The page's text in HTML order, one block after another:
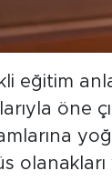
eğitim
öne